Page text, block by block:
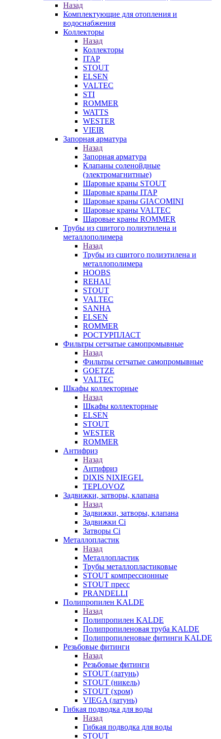
Назад
Комплектующие для отопления и
водоснабжения
Коллекторы
Назад
Коллекторы
ITAP
STOUT
ELSEN
VALTEC
STI
ROMMER
WATTS
WESTER
VIEIR
Запорная арматура
Назад
Запорная арматура
Клапаны соленойдные
(электромагнитные)
Шаровые краны STOUT
Шаровые краны ITAP
Шаровые краны GIACOMINI
Шаровые краны VALTEC
Шаровые краны ROMMER
Трубы из сшитого полиэтилена и
металлополимера
Назад
Трубы из сшитого полиэтилена и
металлополимера
HOOBS
REHAU
STOUT
VALTEC
SANHA
ELSEN
ROMMER
РОСТУРПЛАСТ
Фильтры сетчатые самопромывные
Назад
Фильтры сетчатые самопромывные
GOETZE
VALTEC
Шкафы коллекторные
Назад
Шкафы коллекторные
ELSEN
STOUT
WESTER
ROMMER
Антифриз
Назад
Антифриз
DIXIS NIXIEGEL
TEPLOVOZ
Задвижки, затворы, клапана
Назад
Задвижки, затворы, клапана
Задвижки Ci
Затворы Ci
Металлопластик
Назад
Металлопластик
Трубы металлопластиковые
STOUT компрессионные
STOUT пресс
PRANDELLI
Полипропилен KALDE
Назад
Полипропилен KALDE
Полипропиленовая труба KALDE
Полипропиленовые фитинги KALDE
Резьбовые фитинги
Назад
Резьбовые фитинги
STOUT (латунь)
STOUT (никель)
STOUT (хром)
VIEGA (латунь)
Гибкая подводка для воды
Назад
Гибкая подводка для воды
STOUT